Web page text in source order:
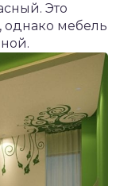
Это
однако мебель